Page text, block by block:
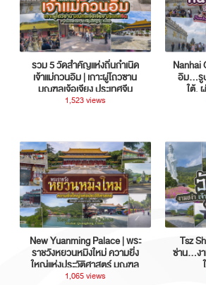
รวม 5 วัดสำคัญแห่งถิ่นกำเนิด
เจ้าแม่กวนอิม | เกาะผู่โถวซาน
มณฑลเจ้อเจียง ประเทศจีน
1,523 views
Nanhai
อิม...รู
ใต้,
New Yuanming Palace | พระ
ราชวังหยวนหมิงใหม่ ความยิ่ง
ใหญ่แห่งประวัติศาสตร์ มณฑล
กวางตุ้ง ประเทศจีน
1,065 views
Tsz
ซ่าน…ง